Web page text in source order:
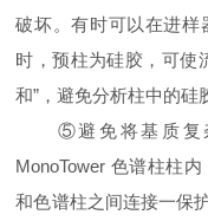
破坏。有时可以在进样
时，预柱为硅胶，可使
和”，避免分析柱中的硅
⑤避免将基质复杂
MonoTower 色谱柱柱
和色谱柱之间连接一保